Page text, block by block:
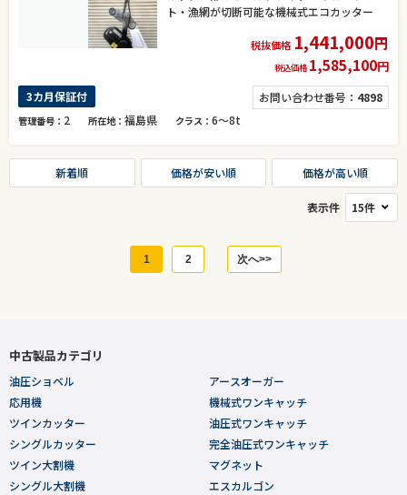
ト・漁網が切断可能な機械式エコカッター
税抜価格 1,441,000円
税込価格 1,585,100円
お問い合わせ番号： 4898
3カ月保証付
管理番号 2 所在地 福島県 クラス 6～8t
新着順 価格が安い順 価格が高い順
表示件
1 2 次へ>>
中古製品カテゴリ
油圧ショベル
応用機
ツインカッター
シングルカッター
ツイン大割機
シングル大割機
アースオーガー
機械式ワンキャッチ
油圧式ワンキャッチ
完全油圧式ワンキャッチ
マグネット
エスカルゴン